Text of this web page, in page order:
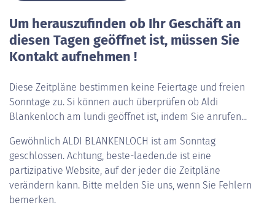
Um herauszufinden ob Ihr Geschäft an
diesen Tagen geöffnet ist, müssen Sie
Kontakt aufnehmen !
Diese Zeitpläne bestimmen keine Feiertage und freien
Sonntage zu. Si können auch überprüfen ob Aldi
Blankenloch am lundi geöffnet ist, indem Sie anrufen...
Gewöhnlich ALDI BLANKENLOCH ist am Sonntag
geschlossen. Achtung, beste-laeden.de ist eine
partizipative Website, auf der jeder die Zeitpläne
verändern kann. Bitte melden Sie uns, wenn Sie Fehlern
bemerken.